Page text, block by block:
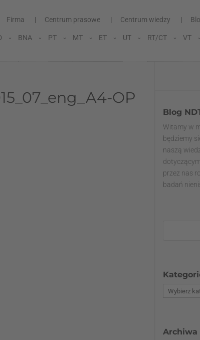
Firma Centrum prasowe Centrum wiedzy
BNA PT MT ET UT RT/CT VT
OP
Blog
Witamy w
będziemy
naszą
przez nas
badań
Archiwa